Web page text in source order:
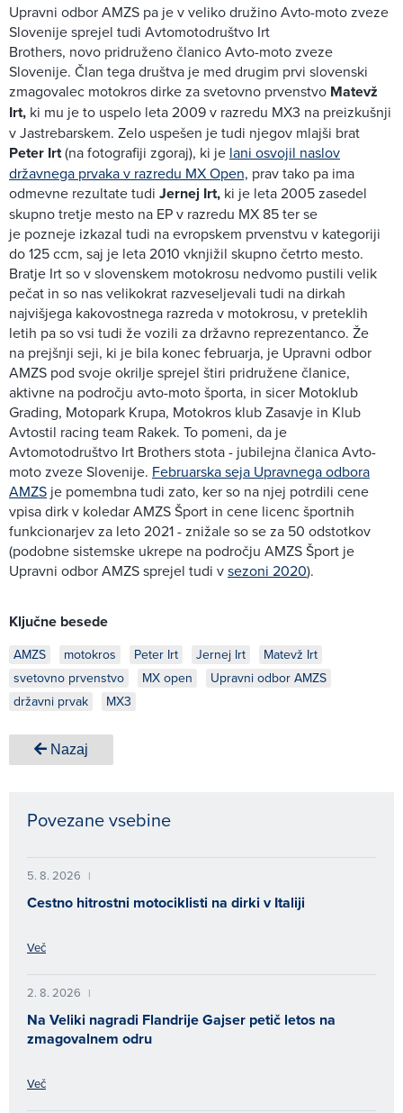
Upravni odbor AMZS pa je v veliko družino Avto-moto zveze
Slovenije sprejel tudi Avtomotodruštvo Irt
Brothers, novo pridruženo članico Avto-moto zveze
Slovenije. Član tega društva je med drugim prvi slovenski
zmagovalec motokros dirke za svetovno prvenstvo Matevž
Irt, ki mu je to uspelo leta 2009 v razredu MX3 na preizkušnji
v Jastrebarskem. Zelo uspešen je tudi njegov mlajši brat
Peter Irt(na fotografiji zgoraj), ki je lani osvojil naslov
državnega prvaka v razredu MX Open, prav tako pa ima
odmevne rezultate tudi Jernej Irt, ki je leta 2005 zasedel
skupno tretje mesto na EP v razredu MX 85 ter se
je pozneje izkazal tudi na evropskem prvenstvu v kategoriji
do 125 ccm, saj je leta 2010 vknjižil skupno četrto mesto.
Bratje Irt so v slovenskem motokrosu nedvomo pustili velik
pečat in so nas velikokrat razveseljevali tudi na dirkah
najvišjega kakovostnega razreda v motokrosu, v preteklih
letih pa so vsi tudi že vozili za državno reprezentanco. Že
na prejšnji seji, ki je bila konec februarja, je Upravni odbor
AMZS pod svoje okrilje sprejel štiri pridružene članice,
aktivne na področju avto-moto športa, in sicer Motoklub
Grading, Motopark Krupa, Motokros klub Zasavje in Klub
Avtostil racing team Rakek. To pomeni, da je
Avtomotodruštvo Irt Brothers stota - jubilejna članica Avto-
moto zveze Slovenije. Februarska seja Upravnega odbora
AMZS je pomembna tudi zato, ker so na njej potrdili cene
vpisa dirk v koledar AMZS Šport in cene licenc športnih
funkcionarjev za leto 2021 - znižale so se za 50 odstotkov
(podobne sistemske ukrepe na področju AMZS Šport je
Upravni odbor AMZS sprejel tudi vsezoni 2020).
Ključne besede
AMZS motokros Peter Irt Jernej Irt
Matevž Irt
svetovno prvenstvo
MX open
Upravni odbor AMZS
državni prvak
MX3
Nazaj
Povezane vsebine
5. 8. 2026 |
Cestno hitrostni motociklisti na dirki v Italiji
Več
2. 8. 2026 |
Na Veliki nagradi Flandrije Gajser petič letos na
zmagovalnem odru
Več